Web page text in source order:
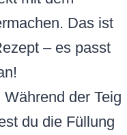
Das ist
– es passt
Während der Teig
du die Füllung